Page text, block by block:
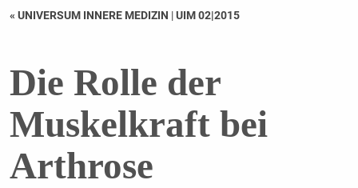
« UNIVERSUM INNERE MEDIZIN |UIM 02|2015
Die Rolle der
Muskelkraft bei
Arthrose